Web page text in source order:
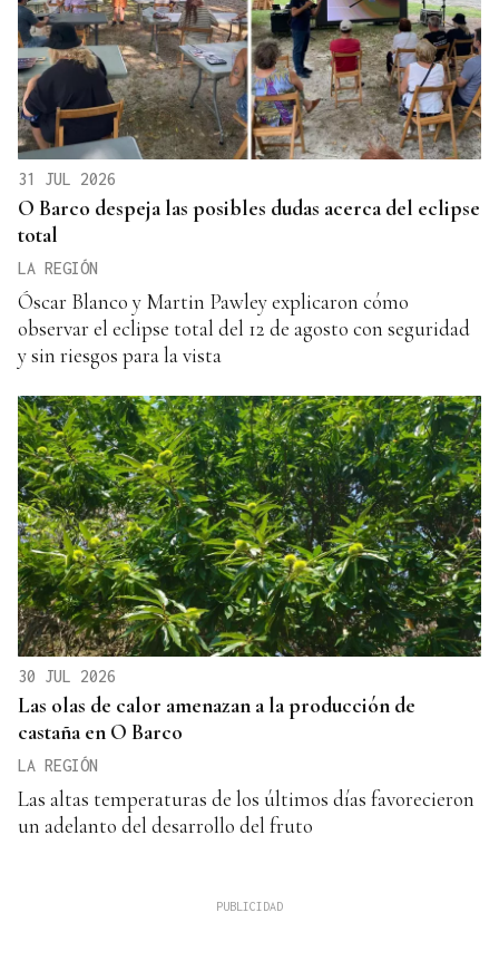
31 JUL 2026
O Barco despeja las posibles dudas acerca del eclipse
total
LA REGIÓN
Óscar Blanco y Martin Pawley explicaron cómo
observar el eclipse total del 12 de agosto con seguridad
y sin riesgos para la vista
30 JUL 2026
Las olas de calor amenazan a la producción de
castaña en O Barco
LA REGIÓN
Las altas temperaturas de los últimos días favorecieron
un adelanto del desarrollo del fruto